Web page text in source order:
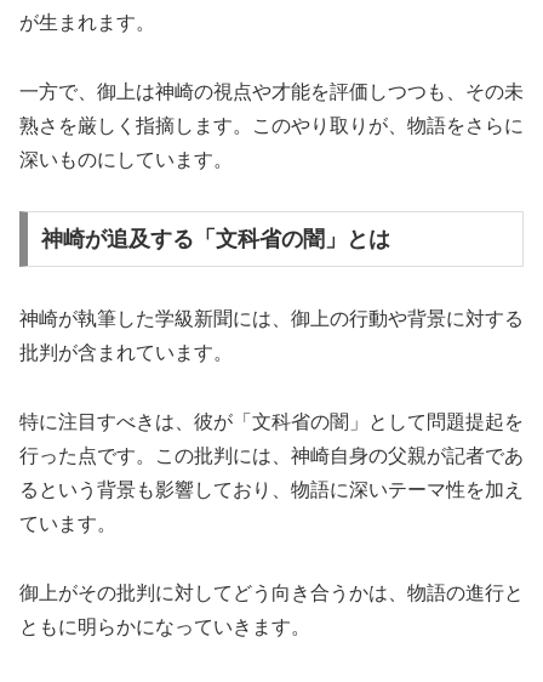
が生まれます。
一方で、御上は神崎の視点や才能を評価しつつも、その未
熟さを厳しく指摘します。このやり取りが、物語をさらに
深いものにしています。
神崎が追及する「文科省の闇」とは
神崎が執筆した学級新聞には、御上の行動や背景に対する
批判が含まれています。
特に注目すべきは、彼が「文科省の闇」として問題提起を
行った点です。この批判には、神崎自身の父親が記者であ
るという背景も影響しており、物語に深いテーマ性を加え
ています。
御上がその批判に対してどう向き合うかは、物語の進行と
ともに明らかになっていきます。